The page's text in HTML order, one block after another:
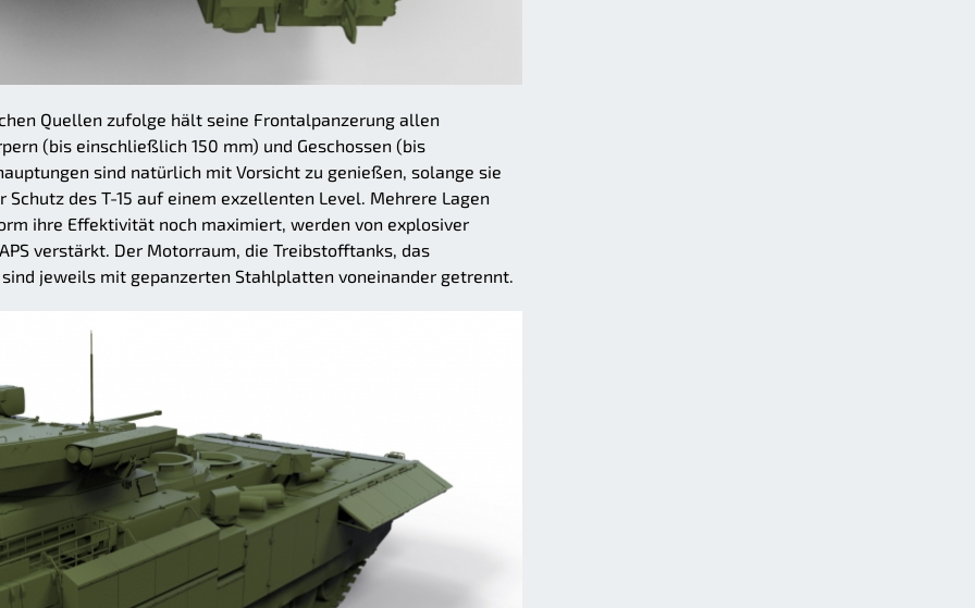
Quellen zufolge hält seine Frontalpanzerung allen
(bis einschließlich 150 mm) und Geschossen (bis
sind natürlich mit Vorsicht zu genießen, solange sie
des T-15 auf einem exzellenten Level. Mehrere Lagen
ihre Effektivität noch maximiert, werden von explosiver
verstärkt. Der Motorraum, die Treibstofftanks, das
jeweils mit gepanzerten Stahlplatten voneinander getrennt.